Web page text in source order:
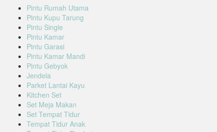
Pintu Rumah Utama
Pintu Kupu Tarung
Pintu Single
Pintu Kamar
Pintu Garasi
Pintu Kamar Mandi
Pintu Gebyok
Jendela
Parket Lantai Kayu
Kitchen Set
Set Meja Makan
Set Tempat Tidur
Tempat Tidur Anak